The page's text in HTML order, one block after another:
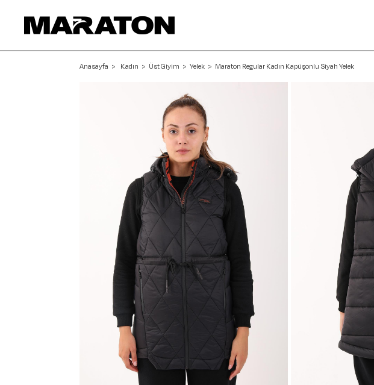
Anasayfa Kadın Üst Giyim Yelek Maraton Regular Kadın Kapüşonlu Siyah Yelek